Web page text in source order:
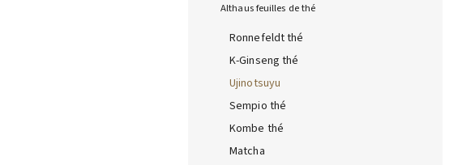
Althaus feuilles de thé
Ronnefeldt thé
K-Ginseng thé
Ujinotsuyu
Sempio thé
Kombe thé
Matcha